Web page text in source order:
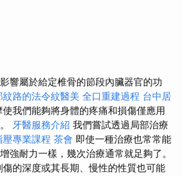
響屬於給定椎骨的節段內臟器官的功
紋路的法令紋醫美 全口重建過程 台中居
我們能夠將身體的疼痛和損傷僅應用
牙醫服務介紹 我們嘗試透過局部治療
壓專業課程 茶會 即使一種治療也常常能
強耐力一樣，幾次治療通常就足夠了。
傷的深度或其長期、慢性的性質也可能